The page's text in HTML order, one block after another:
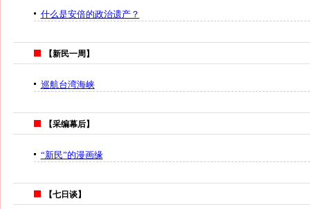
什么是安倍的政治遗产？
【新民一周】
巡航台湾海峡
【采编幕后】
“新民”的漫画缘
【七日谈】